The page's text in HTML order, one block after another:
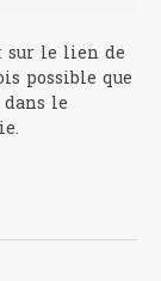
sur le lien de
possible que
le